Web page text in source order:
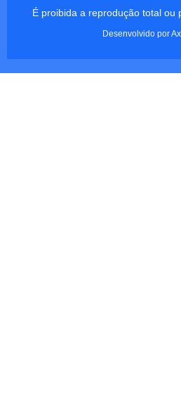
É proibida a reprodução total ou
Desenvolvido por